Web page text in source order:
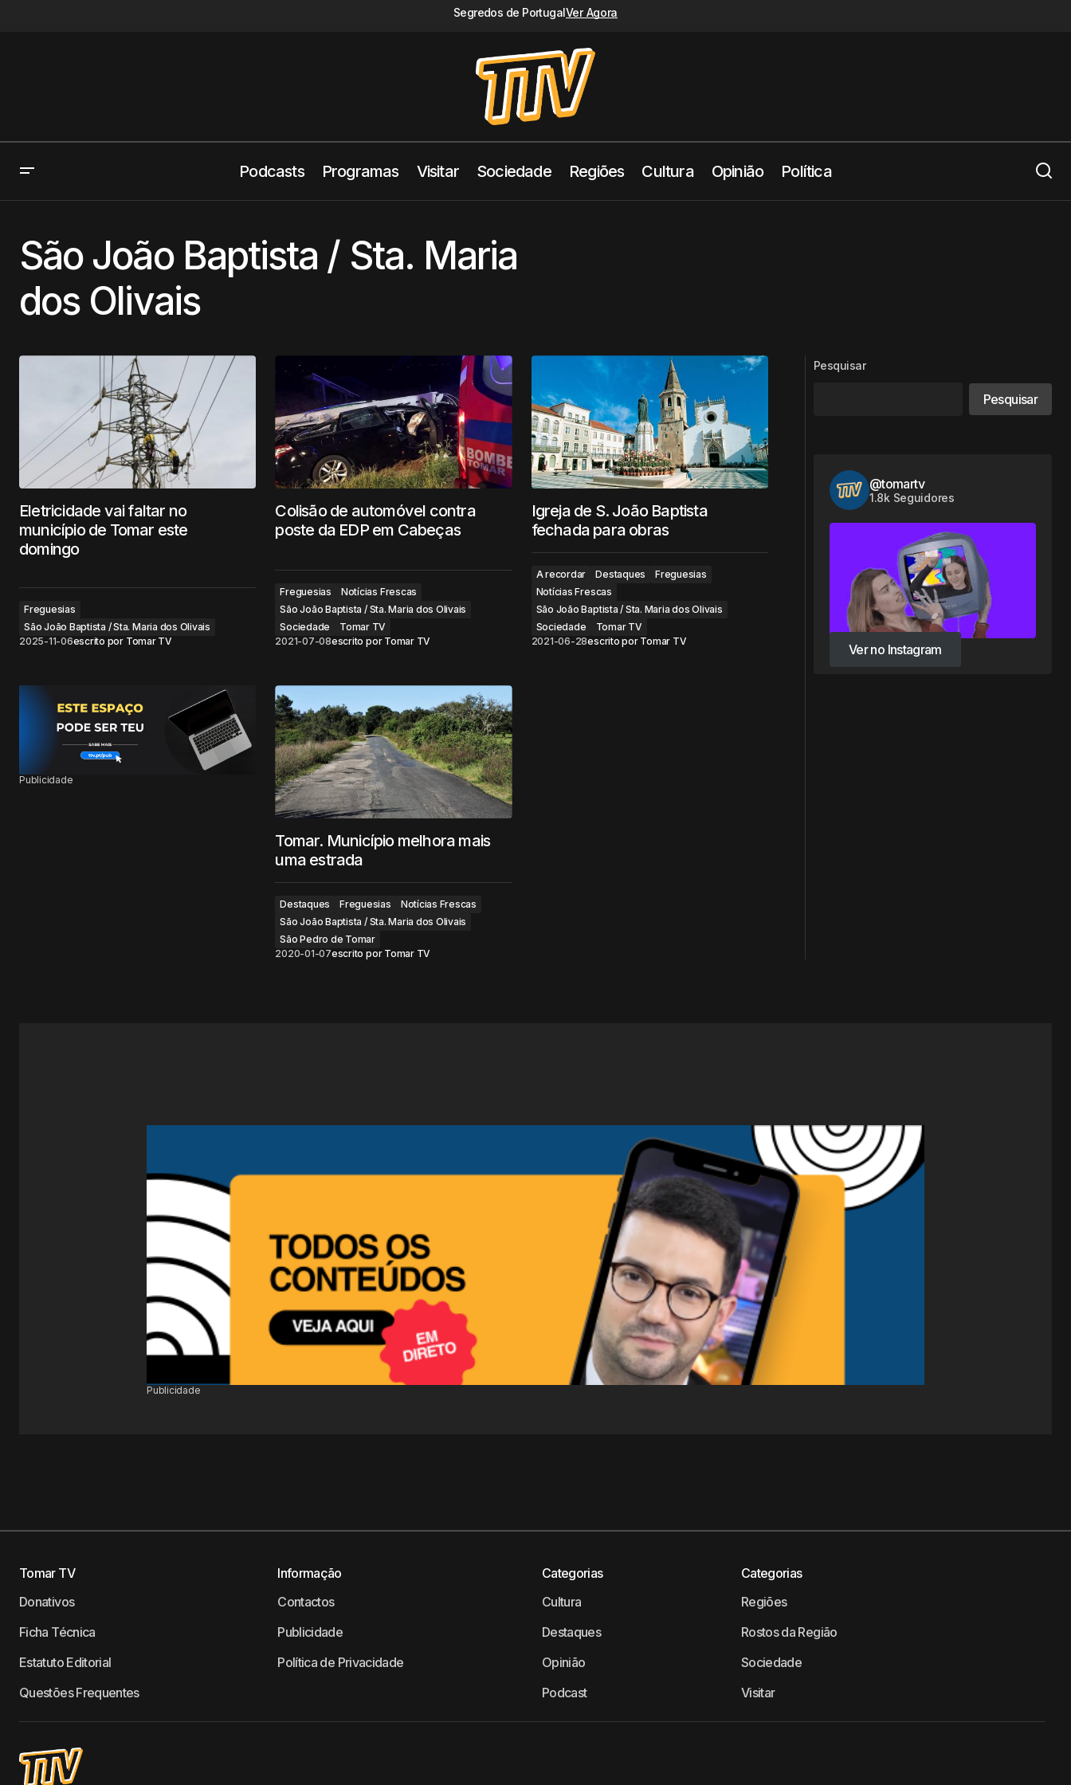
Segredos de PortugalVer Agora
Podcasts Programas Visitar Sociedade Regiões Cultura Opinião Política
São João Baptista / Sta. Maria
dos Olivais
Eletricidade vai faltar no
município de Tomar este
domingo
Freguesias
São João Baptista / Sta. Maria dos Olivais
2025-11-06escrito por Tomar TV
Colisão de automóvel contra
poste da EDP em Cabeças
Freguesias
Notícias Frescas
São João Baptista / Sta. Maria dos Olivais
Sociedade
Tomar TV
2021-07-08escrito por Tomar TV
Igreja de S. João Baptista
fechada para obras
A recordar Destaques
Freguesias
Notícias Frescas
São João Baptista / Sta. Maria dos Olivais
Sociedade
Tomar TV
2021-06-28escrito por Tomar TV
Publicidade
Tomar. Município melhora mais
uma estrada
Destaques Freguesias
Notícias Frescas
São João Baptista / Sta. Maria dos Olivais
São Pedro de Tomar
2020-01-07escrito por Tomar TV
Pesquisar
Pesquisar
@tomartv
1.8k Seguidores
Ver no Instagram
Ver no Instagram
Publicidade
Tomar TV
Donativos
Ficha Técnica
Estatuto Editorial
Questões Frequentes
Informação
Contactos
Publicidade
Política de Privacidade
Categorias
Cultura
Destaques
Opinião
Podcast
Categorias
Regiões
Rostos da Região
Sociedade
Visitar